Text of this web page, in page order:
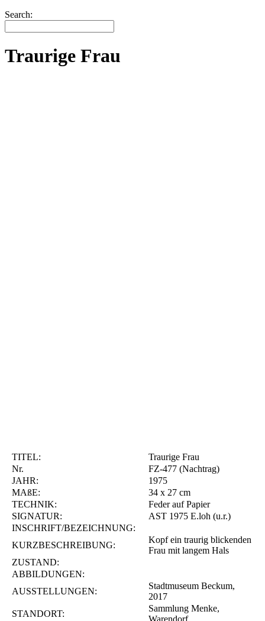
Search:
Traurige Frau
TITEL:
Traurige Frau
Nr.
FZ-477 (Nachtrag)
JAHR:
1975
MAßE:
34 x 27 cm
TECHNIK:
Feder auf Papier
SIGNATUR:
AST 1975 E.loh (u.r.)
INSCHRIFT/BEZEICHNUNG:
KURZBESCHREIBUNG:
Kopf ein traurig blickenden
Frau mit langem Hals
ZUSTAND:
ABBILDUNGEN:
AUSSTELLUNGEN:
Stadtmuseum Beckum,
2017
STANDORT:
Sammlung Menke,